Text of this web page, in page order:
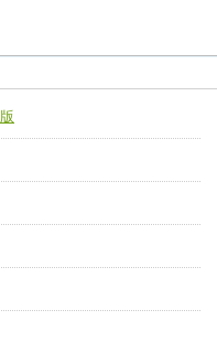
な可能性を広げる
的な指導ができる
援チーム】
】